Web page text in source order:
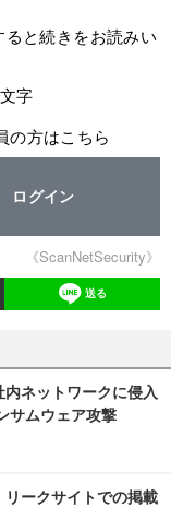
と続きをお読みい
字
の方はこちら
ログイン
《ScanNetSecurity》
送る
ネットワークに侵入
サムウェア攻撃
ークサイトでの掲載